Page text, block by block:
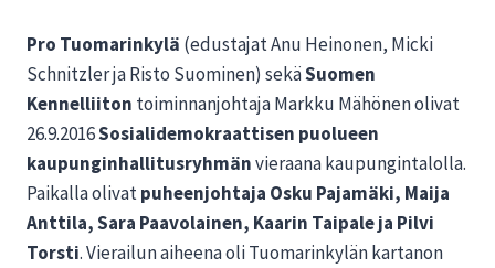
Pro Tuomarinkylä (edustajat Anu Heinonen, Micki
Schnitzler ja Risto Suominen) sekäSuomen
Kennelliiton toiminnanjohtaja Markku Mähönen olivat
26.9.2016Sosialidemokraattisen puolueen
kaupunginhallitusryhmänvieraana kaupungintalolla.
Paikalla olivatpuheenjohtaja Osku Pajamäki, Maija
Anttila, Sara Paavolainen, Kaarin Taipale ja Pilvi
Torsti. Vierailun aiheena oli Tuomarinkylän kartanon